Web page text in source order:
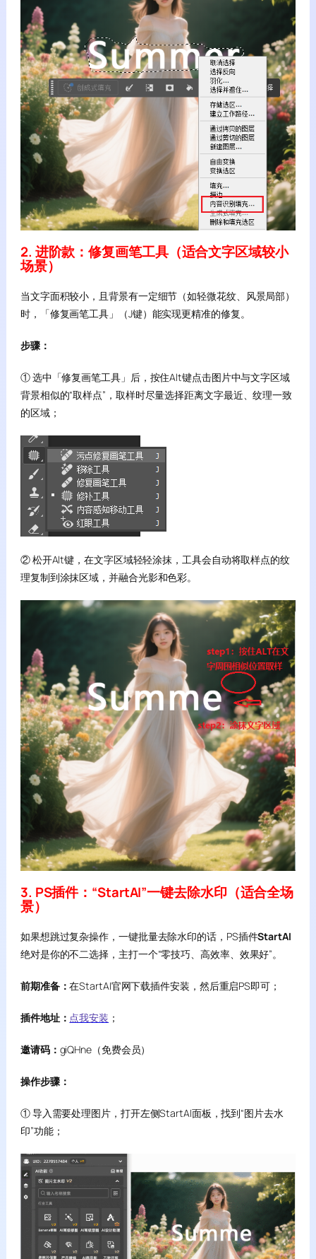
2. 进阶款：修复画笔工具（适合文字区域较小
场景）
当文字面积较小，且背景有一定细节（如轻微花纹、风景局部）
时，「修复画笔工具」（J键）能实现更精准的修复。
步骤：
① 选中「修复画笔工具」后，按住Alt键点击图片中与文字区域
背景相似的“取样点”，取样时尽量选择距离文字最近、纹理一致
的区域；
② 松开Alt键，在文字区域轻轻涂抹，工具会自动将取样点的纹
理复制到涂抹区域，并融合光影和色彩。
3. PS插件：“StartAI”一键去除水印（适合全场
景）
如果想跳过复杂操作，一键批量去除水印的话，PS插件StartAI
绝对是你的不二选择，主打一个“零技巧、高效率、效果好”。
前期准备：在StartAI官网下载插件安装，然后重启PS即可；
插件地址： 点我安装 ；
邀请码： giQHne（免费会员）
操作步骤：
① 导入需要处理图片，打开左侧StartAI面板，找到“图片去水
印”功能；